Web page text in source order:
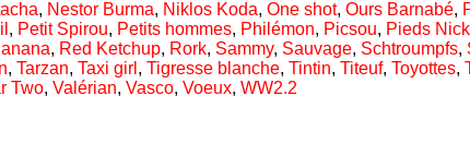
, Nestor Burma, Niklos Koda, One shot, Ours Barnabé,
, Petit Spirou, Petits hommes, Philémon, Picsou, Pieds
, Red Ketchup, Rork, Sammy, Sauvage, Schtroumpfs,
, Tarzan, Taxi girl , Tigresse blanche, Tintin, Titeuf, Toyottes,
Two, Valérian, Vasco, Voeux, WW2.2